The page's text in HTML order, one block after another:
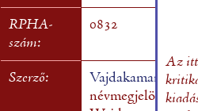
RPHA-
szám:
0832
Szerző: Vajdakamarási
névmegjelöléssel.
Az itt